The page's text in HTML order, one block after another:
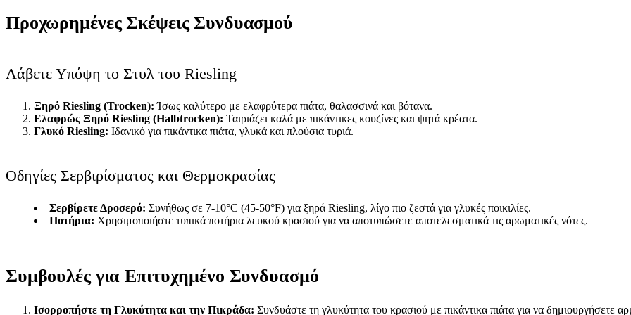
Προχωρημένες Σκέψεις Συνδυασμού
Λάβετε Υπόψη το Στυλ του Riesling
Ξηρό Riesling (Trocken): Ίσως καλύτερο με ελαφρύτερα πιάτα, θαλασσινά και βότανα.
Ελαφρώς Ξηρό Riesling (Halbtrocken): Ταιριάζει καλά με πικάντικες κουζίνες και ψητά κρέατα.
Γλυκό Riesling: Ιδανικό για πικάντικα πιάτα, γλυκά και πλούσια τυριά.
Οδηγίες Σερβιρίσματος και Θερμοκρασίας
Σερβίρετε Δροσερό: Συνήθως σε 7-10°C (45-50°F) για ξηρά Riesling, λίγο πιο ζεστά για γλυκές ποικιλίες.
Ποτήρια: Χρησιμοποιήστε τυπικά ποτήρια λευκού κρασιού για να αποτυπώσετε αποτελεσματικά τις αρωματικές νότες.
Συμβουλές για Επιτυχημένο Συνδυασμό
Ισορροπήστε τη Γλυκύτητα και την Πικράδα: Συνδυάστε τη γλυκύτητα του κρασιού με πικάντικα πιάτα για να δημιουργήσετε